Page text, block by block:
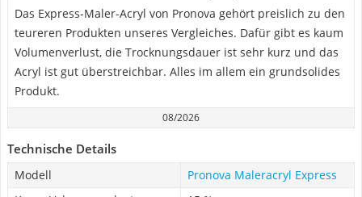
Das Express-Maler-Acryl von Pronova gehört preislich zu den
teureren Produkten unseres Vergleiches. Dafür gibt es kaum
Volumenverlust, die Trocknungsdauer ist sehr kurz und das
Acryl ist gut überstreichbar. Alles im allem ein grundsolides
Produkt.
08/2026
Technische Details
Modell
Pronova Maleracryl Express